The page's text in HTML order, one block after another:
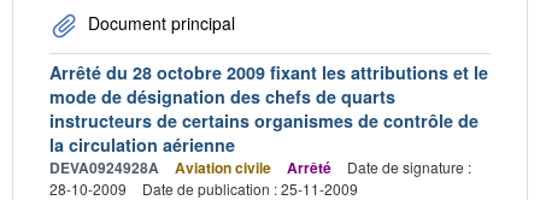
Document principal
Arrêté du 28 octobre 2009 fixant les attributions et le
mode de désignation des chefs de quarts
instructeurs de certains organismes de contrôle de
la circulation aérienne
DEVA0924928A Aviation civile Arrêté
Date de signature :
28-10-2009
Date de publication : 25-11-2009